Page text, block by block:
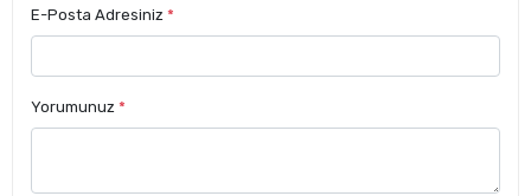
E-Posta Adresiniz *
Yorumunuz *